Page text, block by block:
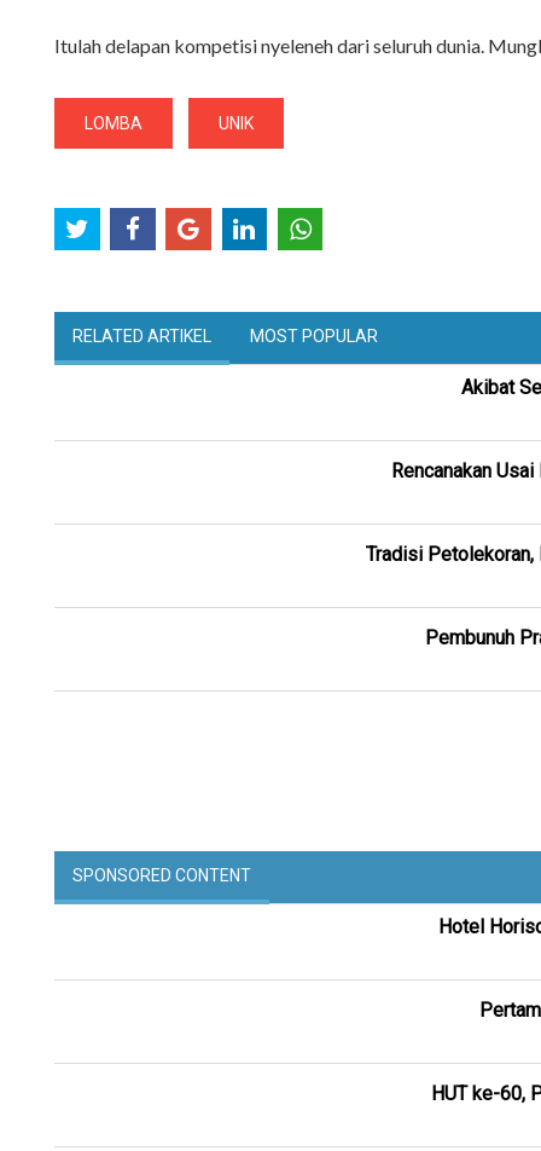
Itulah delapan kompetisi nyeleneh dari seluruh dunia.
LOMBA UNIK
RELATED ARTIKEL MOST POPULAR
Akibat
Rencanakan
Tradisi Petolekoran,
Pembunuh
SPONSORED CONTENT
Hotel
HUT ke-60,